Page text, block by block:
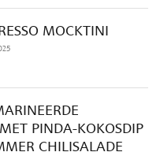
MOCKTINI
MET PINDA-KOKOSDIP
CHILISALADE